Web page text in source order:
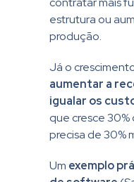
estrutura ou
produção.
Já o
aumentar a
igualar os
que cresce
precisa de 30%
Um exemplo